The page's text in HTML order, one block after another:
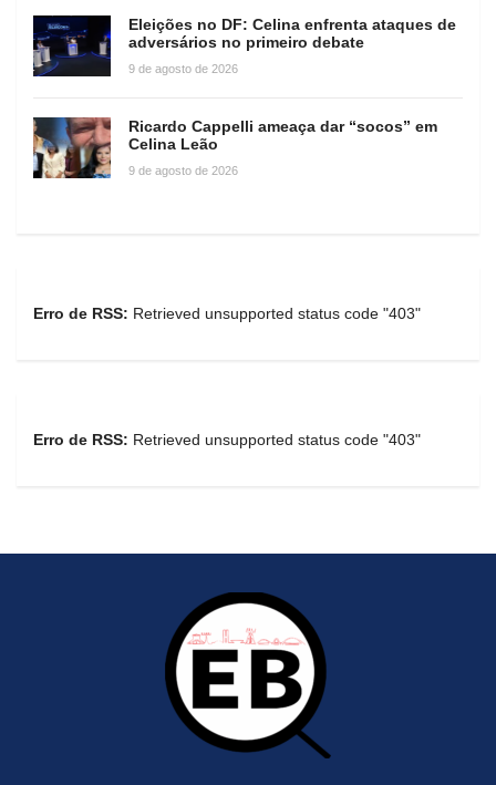
Eleições no DF: Celina enfrenta ataques de
adversários no primeiro debate
9 de agosto de 2026
Ricardo Cappelli ameaça dar “socos” em
Celina Leão
9 de agosto de 2026
Erro de RSS: Retrieved unsupported status code "403"
Erro de RSS: Retrieved unsupported status code "403"